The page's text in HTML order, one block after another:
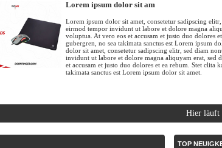
Lorem ipsum dolor sit am
Lorem ipsum dolor sit amet, consetetur sadipscing
eirmod tempor invidunt ut labore et dolore magna
voluptua. At vero eos et accusam et justo duo dolores
gubergren, no sea takimata sanctus est Lorem ipsum
dolor sit amet, consetetur sadipscing elitr, sed diam
invidunt ut labore et dolore magna aliquyam erat, sed
et accusam et justo duo dolores et ea rebum. Stet clita
takimata sanctus est Lorem ipsum dolor sit amet.
Hier läuft
TOP